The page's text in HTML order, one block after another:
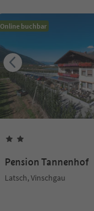
Online buchbar
Pension Tannenhof
Latsch, Vinschgau